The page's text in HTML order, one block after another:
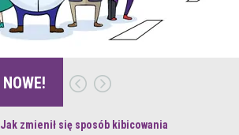
NOWE!
Jak zmienił się sposób kibicowania